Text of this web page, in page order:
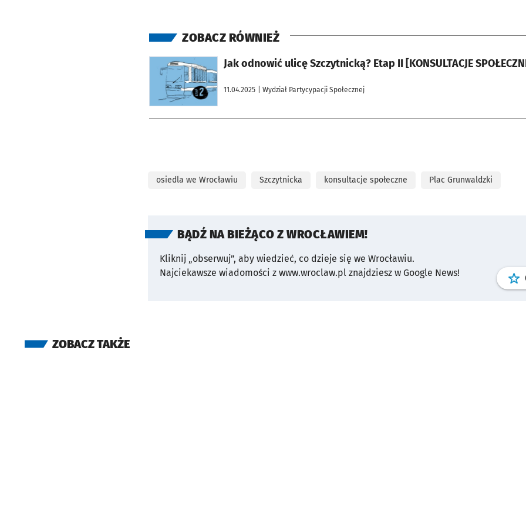
ZOBACZ RÓWNIEŻ
Jak odnowić ulicę Szczytnicką? Etap II [KONSULTACJE
11.04.2025 | Wydział Partycypacji Społecznej
otworzy się w nowej karcie
osiedla we Wrocławiu Szczytnicka konsultacje społeczne Plac Grunwaldzki
BĄDŹ NA BIEŻĄCO Z WROCŁAWIEM!
Kliknij „obserwuj”, aby wiedzieć, co dzieje się we Wrocławiu.
Najciekawsze wiadomości z www.wroclaw.pl znajdziesz w Google News!
ZOBACZ TAKŻE